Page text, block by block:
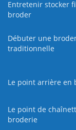
Entretenir stocker
broder
Débuter une
traditionnelle
Le point arrière en
Le point de
broderie